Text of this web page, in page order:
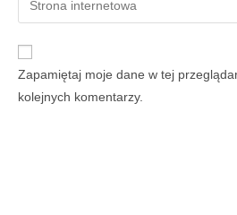
Zapamiętaj moje dane w tej
kolejnych komentarzy.